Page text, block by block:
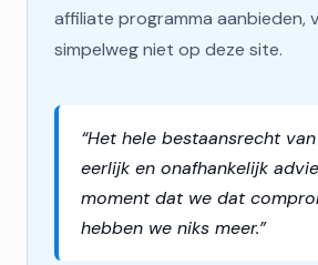
affiliate programma aanbieden,
simpelweg niet op deze site.
“Het hele bestaansrecht
eerlijk en onafhankelijk
moment dat we dat
hebben we niks meer.”